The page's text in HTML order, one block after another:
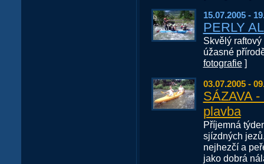
15.07.2005 -
PERLY
Skvělý
úžasné
fotografie]
03.07.2005 -
SÁZAVA
plavba
Příjemná
sjízdných
nejhezčí a
jako dobrá